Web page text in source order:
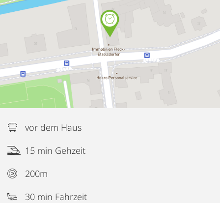
vor dem Haus
15 min Gehzeit
200m
30 min Fahrzeit